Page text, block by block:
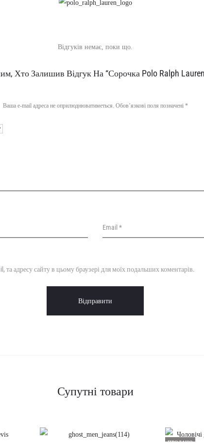
Відгуків немає, поки що.
Хто Залишив Відгук На “Сорочка Polo Ralph
Ваша e-mail адреса не оприлюднюватиметься. Обов’язкові поля позначені *
Email *
та адресу сайту в цьому браузері для моїх подальших коментарів.
Супутні товари